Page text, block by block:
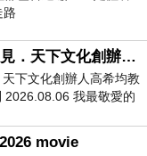
路
我最敬愛的老闆、遠見．天下文化創辦人高希均教授
下文化創辦人高希均教
2026.08.06 我最敬愛的
人高希均教
movie